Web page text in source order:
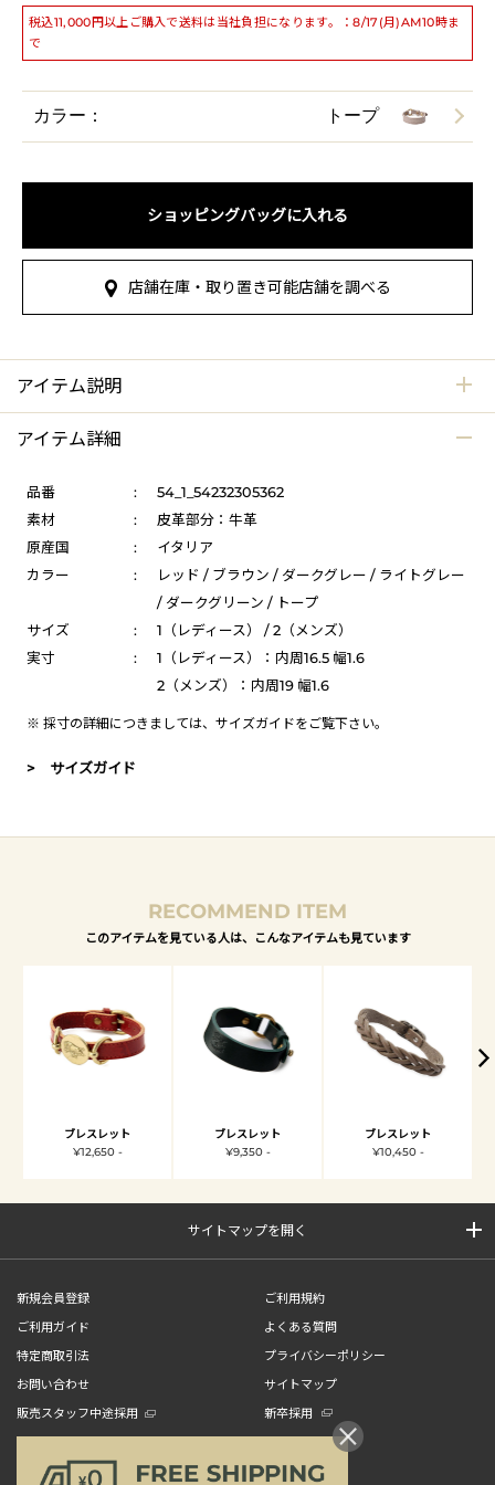
税込11,000円以上ご購入で送料は当社負担になります。：8/17(月)AM10時ま
で
カラー： トープ
ショッピングバッグに入れる
店舗在庫・取り置き可能店舗を調べる
アイテム説明
アイテム詳細
品番 :
54_1_54232305362
素材
:
皮革部分：牛革
原産国
:
イタリア
カラー
:
レッド / ブラウン / ダークグレー / ライトグレー
/ ダークグリーン / トープ
サイズ
:
1（レディース） / 2（メンズ）
実寸
:
1（レディース）：内周16.5 幅1.6
2（メンズ）：内周19 幅1.6
※ 採寸の詳細につきましては、 サイズガイドをご覧下さい。
> サイズガイド
RECOMMEND ITEM
このアイテムを見ている人は、こんなアイテムも見ています
ブレスレット
¥12,650 -
ブレスレット
¥9,350 -
ブレスレット
¥10,450 -
サイトマップを開く
新規会員登録
ご利用規約
ご利用ガイド
よくある質問
特定商取引法
プライバシーポリシー
お問い合わせ
サイトマップ
販売スタッフ中途採用
新卒採用